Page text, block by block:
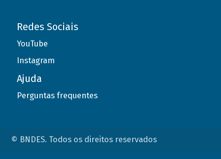
Redes Sociais
YouTube
Instagram
Ajuda
Perguntas frequentes
© BNDES. Todos os direitos reservados